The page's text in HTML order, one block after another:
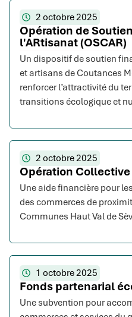
2 octobre 2025
Opération de
l'ARtisanat (OSCAR)
Un dispositif de soutien
et artisans de Coutances
renforcer l’attractivité du
transitions écologique et
2 octobre 2025
Opération
Une aide financière pour
des commerces de
Communes Haut Val de
1 octobre 2025
Fonds partenarial
Une subvention pour